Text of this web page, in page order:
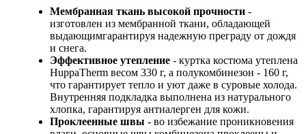
Мембранная ткань высокой прочности -
изготовлен из мембранной ткани, обладающей
выдающимгарантируя надежную преграду от дождя
и снега.
Эффективное утепление - куртка костюма утеплена
HuppaTherm весом 330 г, а полукомбинезон - 160 г,
что гарантирует тепло и уют даже в суровые холода.
Внутренняя подкладка выполнена из натурального
хлопка, гарантируя антиалерген для кожи.
Проклеенные швы - во избежание проникновения